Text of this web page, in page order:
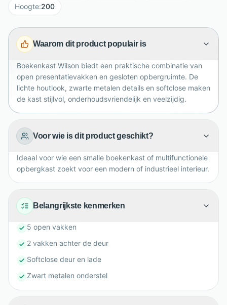
hoogte van 200 cm en diepte van 48 cm benut Wilson
onderhoudsvriendelijk en eenvoudig schoon te maken.
Dankzij het slanke ontwerp past deze kast prachtig in
compacte werkruimtes met eigentijds karakter.
Hoogte:200
Waarom dit product populair is
Boekenkast Wilson biedt een praktische combinatie van
open presentatievakken en gesloten opbergruimte. De
lichte houtlook, zwarte metalen details en softclose maken
de kast stijlvol, onderhoudsvriendelijk en veelzijdig.
Voor wie is dit product geschikt?
Ideaal voor wie een smalle boekenkast of multifunctionele
opbergkast zoekt voor een modern of industrieel interieur.
Belangrijkste kenmerken
5 open vakken
2 vakken achter de deur
Softclose deur en lade
Zwart metalen onderstel